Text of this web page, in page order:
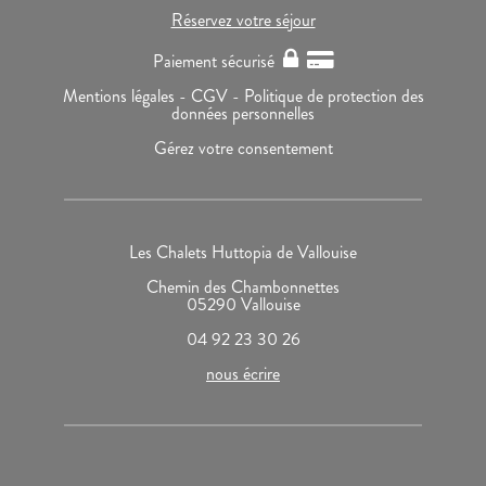
Réservez votre séjour
Paiement sécurisé
Mentions légales - CGV - Politique de protection des
données personnelles
Gérez votre consentement
Les Chalets Huttopia de Vallouise
Chemin des Chambonnettes
05290 Vallouise
04 92 23 30 26
nous écrire